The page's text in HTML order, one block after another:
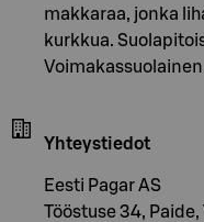
makkaraa, jonka
kurkkua.
Yhteystiedot
Eesti Pagar AS
Tööstuse 34,